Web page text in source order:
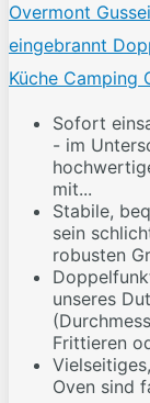
Overmont
eingebrannt
Küche Camping
Sofort
- im
mit...
Stabile,
sein
robusten
unseres
Frittieren
Oven sind